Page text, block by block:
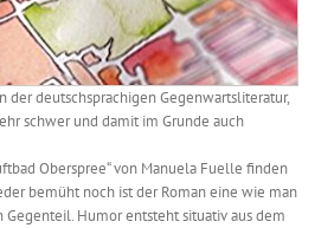
der deutschsprachigen Gegenwartsliteratur,
schwer und damit im Grunde auch
Oberspree“ von Manuela Fuelle finden
bemüht noch ist der Roman eine wie man
Gegenteil. Humor entsteht situativ aus dem